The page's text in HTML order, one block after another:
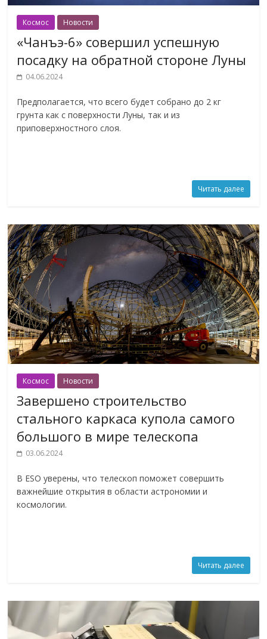
Космос Новости
«Чанъэ-6» совершил успешную
посадку на обратной стороне Луны
04.06.2024
Предполагается, что всего будет собрано до 2 кг
грунта как с поверхности Луны, так и из
приповерхностного слоя.
Читать далее
Космос Новости
Завершено строительство
стального каркаса купола самого
большого в мире телескопа
03.06.2024
В ESO уверены, что телескоп поможет совершить
важнейшие открытия в области астрономии и
космологии.
Читать далее